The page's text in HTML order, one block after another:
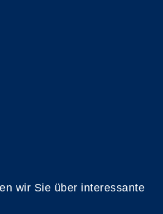
wir Sie über interessante